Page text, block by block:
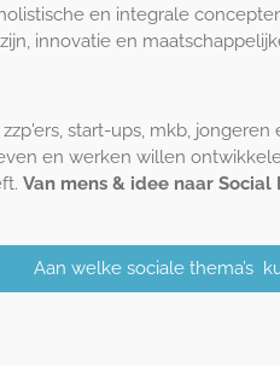
en integrale
innovatie en
start-ups, mkb,
en werken willen
Van mens & idee naar Social
Aan welke sociale thema’s